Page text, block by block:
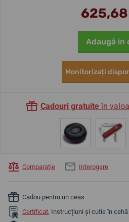
Adaugă in
Monitorizați
Cadouri gratuiteîn
Comparaţie Interogare
Cadou pentru un ceas
Certificat, Instrucțiuni și cutie în cehă